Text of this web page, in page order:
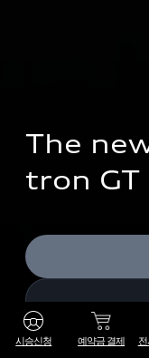
The
tron
시승신청 예약금 결제 전